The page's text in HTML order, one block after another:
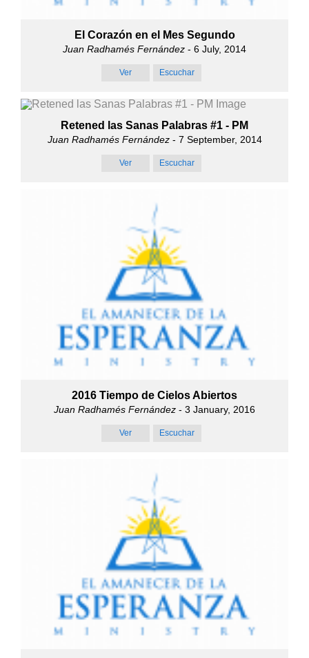
El Corazón en el Mes Segundo
Juan Radhamés Fernández - 6 July, 2014
Ver Escuchar
Retened las Sanas Palabras #1 - PM
Juan Radhamés Fernández- 7 September, 2014
Ver Escuchar
2016 Tiempo de Cielos Abiertos
Juan Radhamés Fernández - 3 January, 2016
Ver Escuchar